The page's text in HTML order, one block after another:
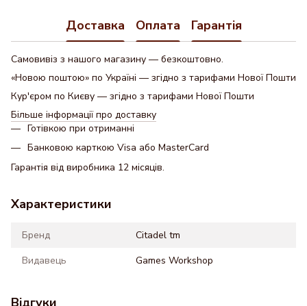
Доставка Оплата Гарантія
Самовивіз з нашого магазину — безкоштовно.
«Новою поштою» по Україні — згідно з тарифами Нової Пошти
Кур'єром по Києву — згідно з тарифами Нової Пошти
Більше інформації про доставку
Готівкою при отриманні
Банковою карткою Visa або MasterCard
Гарантія від виробника 12 місяців.
Характеристики
Бренд
Citadel tm
Видавець
Games Workshop
Відгуки